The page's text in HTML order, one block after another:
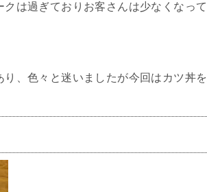
は過ぎておりお客さんは少なくなっ
、色々と迷いましたが今回はカツ丼